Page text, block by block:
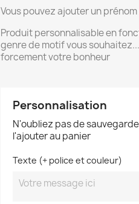
Vous pouvez ajouter un
Produit personnalisable en
genre de motif vous
forcement votre bonheur
Personnalisation
N'oubliez pas de
l'ajouter au panier
Texte (+ police et couleur)